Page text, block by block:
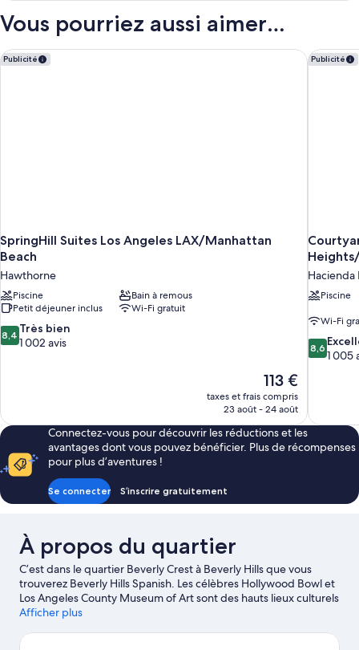
Double
Room
(2adults
de
Deluxe
Double
Vous pourriez aussi aimer…
Publicité
SpringHill Suites Los Angeles LAX/Manhattan
Beach
Hawthorne
Piscine
Bain à remous
Petit déjeuner inclus
Wi-Fi gratuit
8.4
sur
8,4 Très bien
1 002 avis
Le
nouveau
prix
de
113 €
113 €
taxes et frais compris
23 août - 24 août
SpringHill Suites Los Angeles LAX/Manhattan Beach Publicité
Hacienda
Piscine
Wi-Fi
8.6
sur
8,6
1 005
Connectez-vous pour découvrir les réductions et les
avantages dont vous pouvez bénéficier. Plus de récompenses
pour plus d’aventures !
Se connecter S’inscrire gratuitement
À propos du quartier
C’est dans le quartier Beverly Crest à Beverly Hills que vous
trouverez Beverly Hills Spanish. Les célèbres Hollywood Bowl et
Los Angeles County Museum of Art sont des hauts lieux culturels
qui ne vous laisseront pas sur votre faim. Et pour assouvir votre
emblématiques Sunset Strip et Rodeo Drive. Consultez l'affiche
Afficher plus